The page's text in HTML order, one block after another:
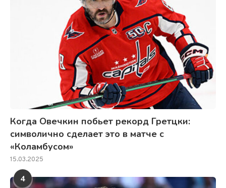
Когда Овечкин побьет рекорд Гретцки:
символично сделает это в матче с
«Коламбусом»
15.03.2025
4